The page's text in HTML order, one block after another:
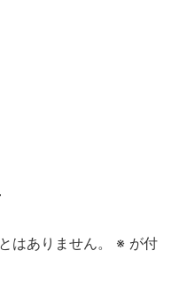
はありません。 ※ が付